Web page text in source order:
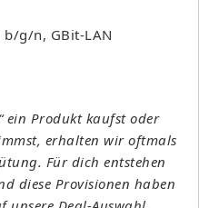
b/g/n, GBit-LAN
ein Produkt kaufst oder
erhalten wir oftmals
Für dich entstehen
diese Provisionen haben